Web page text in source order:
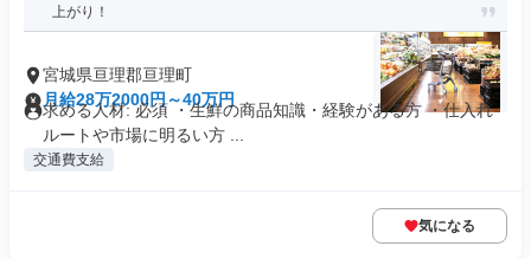
上がり！
宮城県亘理郡亘理町
月給28万2000円～40万円
求める人材: 必須 ・生鮮の商品知識・経験がある方 ・仕入れ
ルートや市場に明るい方 ...
交通費支給
気になる